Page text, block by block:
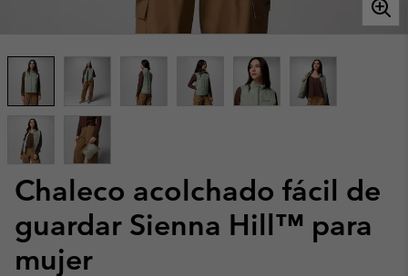
Chaleco acolchado fácil de
guardar Sienna Hill™ para
mujer